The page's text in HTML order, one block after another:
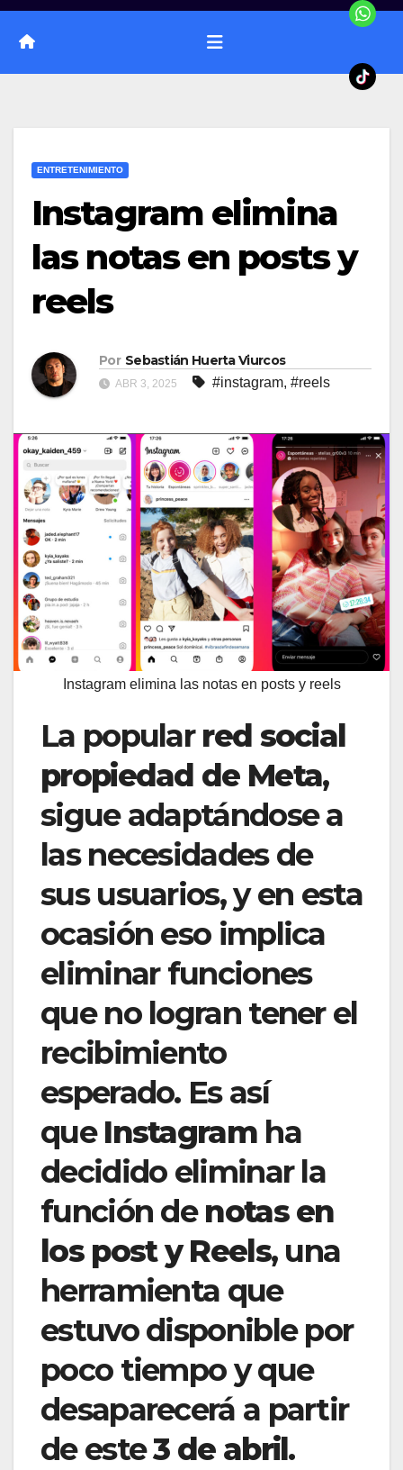
ENTRETENIMIENTO
Instagram elimina
las notas en posts y
reels
Por Sebastián Huerta Viurcos
ABR 3, 2025 #instagram, #reels
Instagram elimina las notas en posts y reels
La popularred social
propiedad de Meta,
sigue adaptándose a
las necesidades de
sus usuarios, y en esta
ocasión eso implica
eliminar funciones
que no logran tener el
recibimiento
esperado. Es así
queInstagramha
decidido eliminar la
función denotas en
los post y Reels, una
herramienta que
estuvo disponible por
poco tiempo y que
desaparecerá a partir
de este3 de abril.